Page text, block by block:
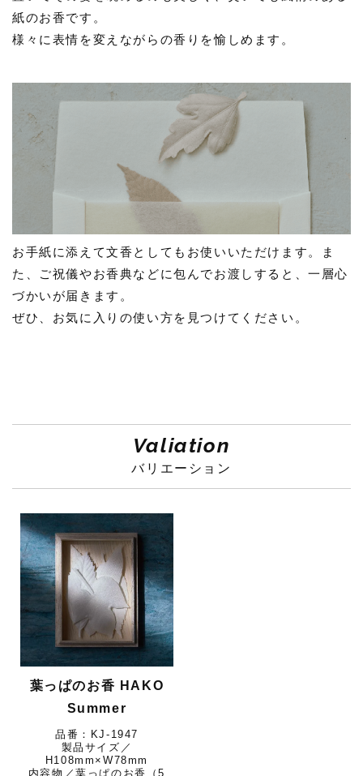
紙のお香です。
様々に表情を変えながらの香りを愉しめます。
お手紙に添えて文香としてもお使いいただけます。ま
た、ご祝儀やお香典などに包んでお渡しすると、一層心
づかいが届きます。
ぜひ、お気に入りの使い方を見つけてください。
Valiation
バリエーション
葉っぱのお香 HAKO
Summer
KJ-1947
製品サイズ／
H108mm×W78mm
内容物／葉っぱのお香（5